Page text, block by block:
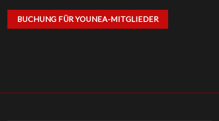
BUCHUNG FÜR YOUNEA-MITGLIEDER